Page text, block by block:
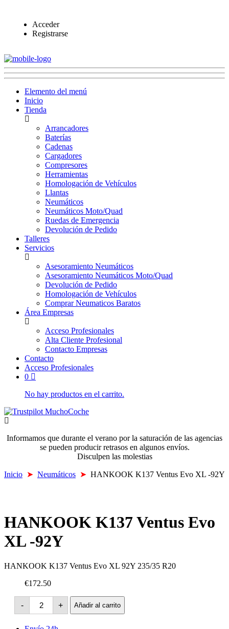
Acceder
Registrarse
Elemento del menú
Inicio
Tienda
Arrancadores
Baterías
Cadenas
Cargadores
Compresores
Herramientas
Homologación de Vehículos
Llantas
Neumáticos
Neumáticos Moto/Quad
Ruedas de Emergencia
Devolución de Pedido
Talleres
Servicios
Asesoramiento Neumáticos
Asesoramiento Neumáticos Moto/Quad
Devolución de Pedido
Homologación de Vehículos
Comprar Neumaticos Baratos
Área Empresas
Acceso Profesionales
Alta Cliente Profesional
Contacto Empresas
Contacto
Acceso Profesionales
0
No hay productos en el carrito.
Informamos que durante el verano por la saturación de las agencias
se pueden producir retrasos en algunos envíos.
Disculpen las molestias
Inicio ➤ Neumáticos ➤ HANKOOK K137 Ventus Evo XL -92Y
HANKOOK K137 Ventus Evo
XL -92Y
HANKOOK K137 Ventus Evo XL 92Y 235/35 R20
€172.50
-
HANKOOK
K137
Ventus
Evo
+ Añadir al carrito